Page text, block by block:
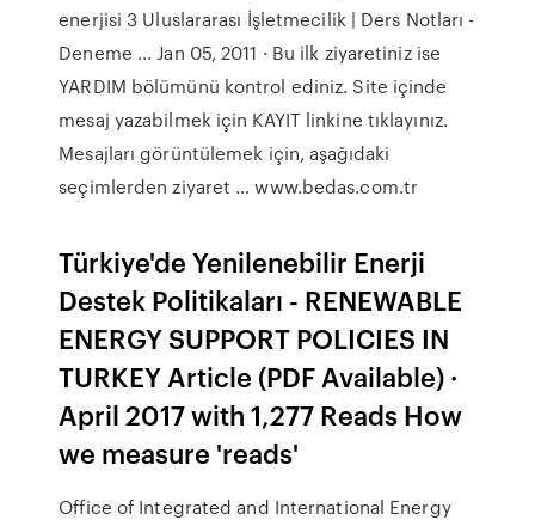
enerjisi 3 Uluslararası İşletmecilik | Ders Notları -
Deneme ... Jan 05, 2011 · Bu ilk ziyaretiniz ise
YARDIM bölümünü kontrol ediniz. Site içinde
mesaj yazabilmek için KAYIT linkine tıklayınız.
Mesajları görüntülemek için, aşağıdaki
seçimlerden ziyaret … www.bedas.com.tr
Türkiye'de Yenilenebilir Enerji
Destek Politikaları - RENEWABLE
ENERGY SUPPORT POLICIES IN
TURKEY Article (PDF Available) ·
April 2017 with 1,277 Reads How
we measure 'reads'
Office of Integrated and International Energy